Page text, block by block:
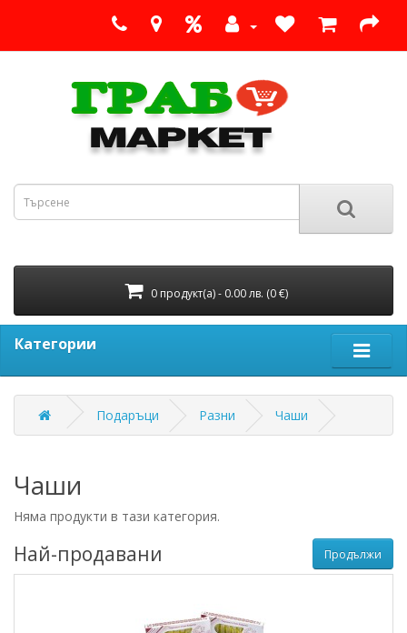
0 продукт(а) - 0.00 лв. (0 €)
Категории
Подаръци Разни Чаши
Чаши
Няма продукти в тази категория.
Продължи
Най-продавани